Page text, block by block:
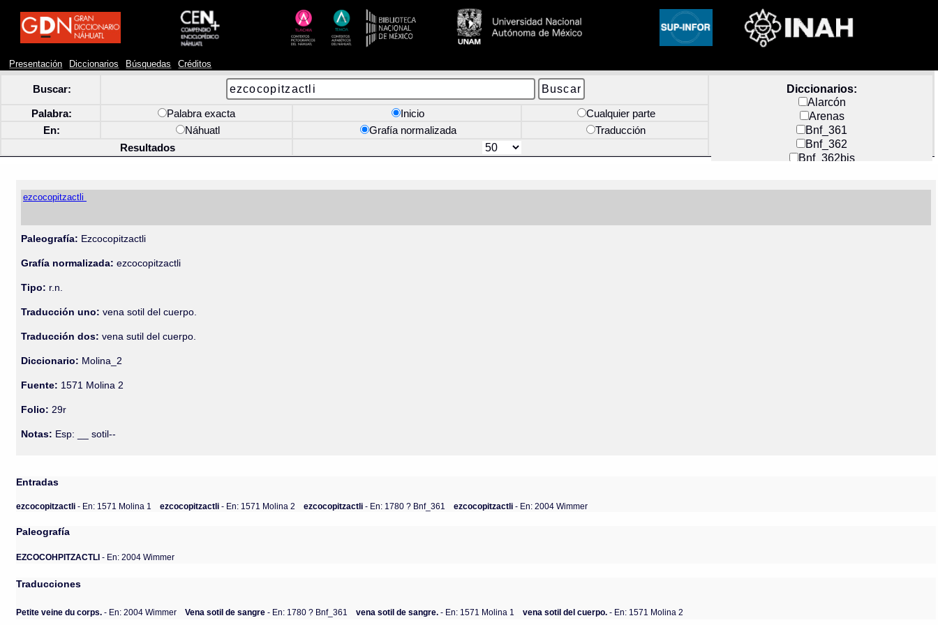
Presentación Diccionarios Búsquedas Créditos
Buscar:
Diccionarios:
Alarcón
Arenas
Bnf_361
Bnf_362
Bnf_362bis
Docs_México
Palabra: Palabra exacta Inicio
Cualquier parte
En:
Náhuatl Grafía normalizada
Traducción
Resultados
ezcocopitzactli
Paleografía: Ezcocopitzactli
Grafía normalizada: ezcocopitzactli
Tipo: r.n.
Traducción uno: vena sotil del cuerpo.
Traducción dos: vena sutil del cuerpo.
Diccionario: Molina_2
Fuente: 1571 Molina 2
Folio: 29r
Notas: Esp: __ sotil--
Entradas
ezcocopitzactli- En: 1571 Molina 1 ezcocopitzactli- En: 1571 Molina 2 ezcocopitzactli- En: 1780 ? Bnf_361 ezcocopitzactli- En: 2004 Wimmer
Paleografía
EZCOCOHPITZACTLI - En: 2004 Wimmer
Traducciones
Petite veine du corps. - En: 2004 Wimmer Vena sotil de sangre - En: 1780 ? Bnf_361 vena sotil de sangre. - En: 1571 Molina 1 vena sotil del cuerpo. - En: 1571 Molina 2